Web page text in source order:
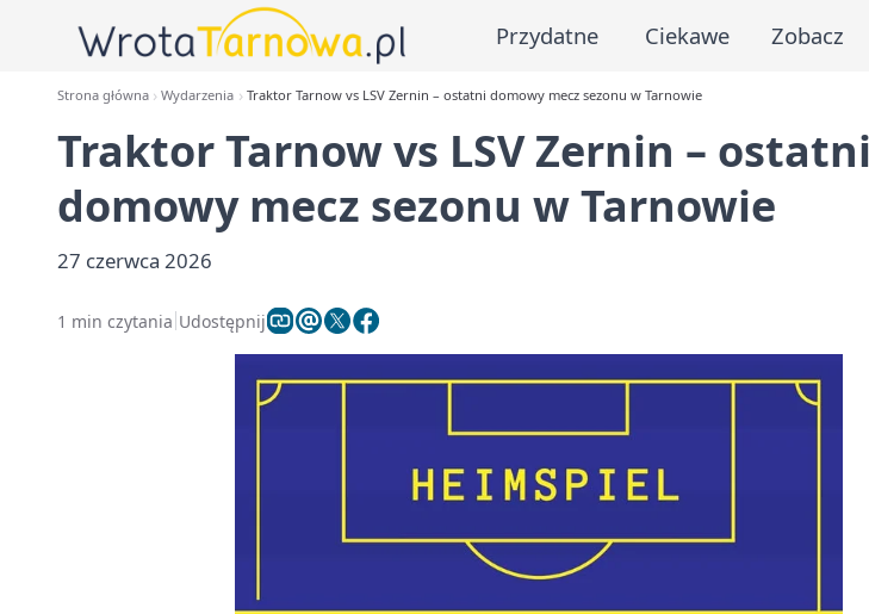
Przydatne Ciekawe Zobacz
Strona główna Wydarzenia Traktor Tarnow vs LSV Zernin – ostatni domowy mecz sezonu w Tarnowie
Traktor Tarnow vs LSV Zernin – ostatni
domowy mecz sezonu w Tarnowie
27 czerwca 2026
1 min czytania Udostępnij